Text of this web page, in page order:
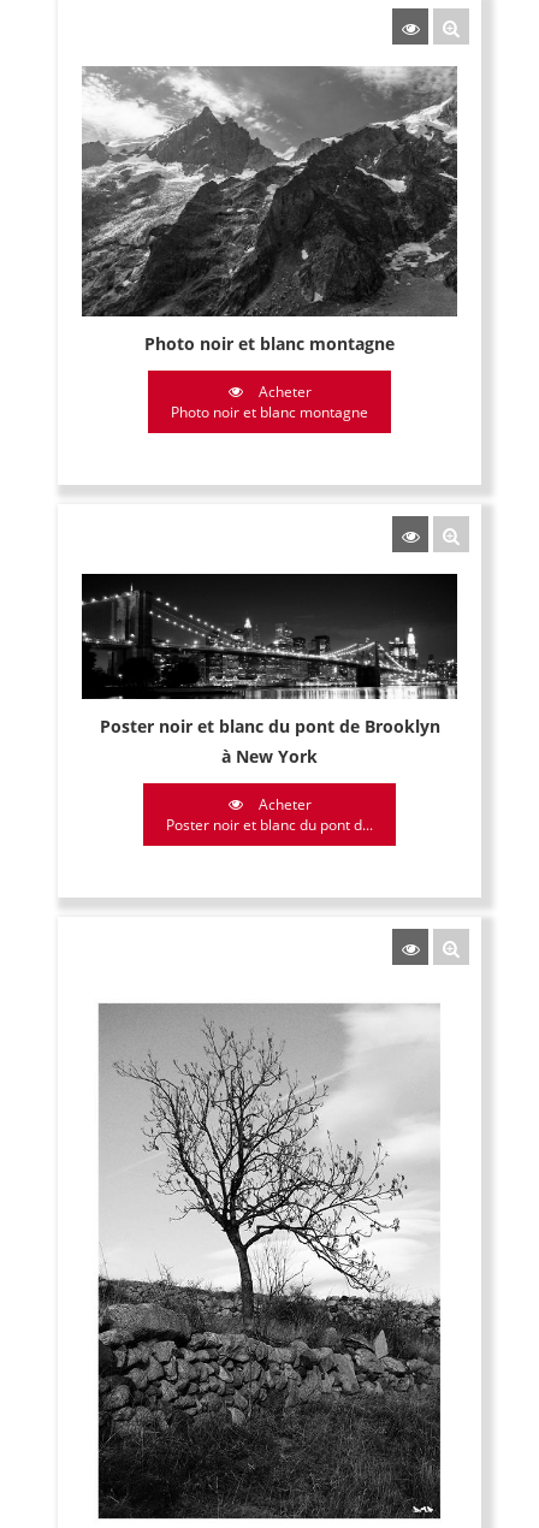
Photo noir et blanc montagne
Acheter
Photo noir et blanc montagne
Poster noir et blanc du pont de Brooklyn
à New York
Acheter
Poster noir et blanc du pont d...